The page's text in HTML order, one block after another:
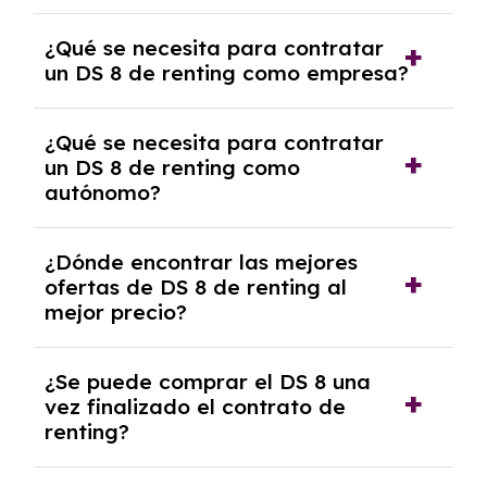
experto que te asesore.
y, en algunos casos, una consulta de solvencia
crediticia y un pago inicial.
¿Qué se necesita para contratar
un DS 8 de renting como empresa?
documentación financiera y, en algunos
casos, un informe de solvencia de la empresa
y un pago inicial.
¿Qué se necesita para contratar
un DS 8 de renting como
autónomo?
autónomos, justificante de ingresos y, en
algunos casos, un informe fiscal y un pago
inicial.
¿Dónde encontrar las mejores
ofertas de DS 8 de renting al
mejor precio?
mejores ofertas de vehículos de renting con
todos los gastos incluidos y sin pagar
entradas.
¿Se puede comprar el DS 8 una
vez finalizado el contrato de
renting?